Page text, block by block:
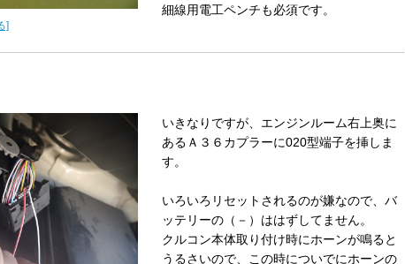
]
細線用電工ペンチも必須です。
いきなりですが、エンジンルーム右上奥に
あるＡ３６カプラーに020型端子を挿しま
す。
いろいろリセットされるのが嫌なので、バ
ッテリーの（－）ははずしてません。
クルコン本体取り付け時にホーンが鳴ると
うるさいので、この時についでにホーンの